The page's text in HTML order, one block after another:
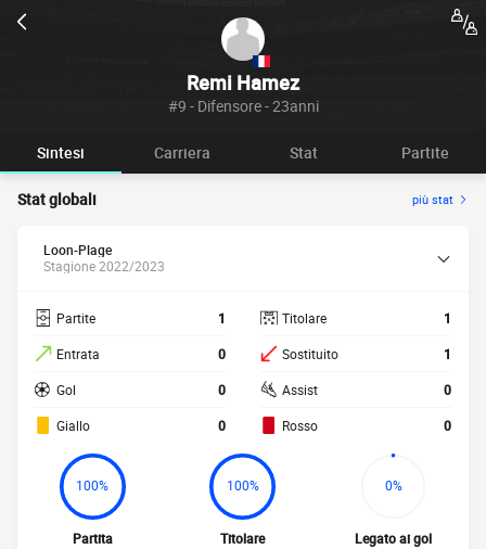
Remi Hamez
#9 - Difensore - 23anni
Sintesi Carriera Stat Partite
Stat globali più stat
Loon-Plage
Stagione 2022/2023
Partite 1
Entrata 0
Gol 0
Giallo 0
Titolare 1
Sostituito 1
Assist 0
Rosso 0
100%
Partita
100%
Titolare
0%
Legato ai gol